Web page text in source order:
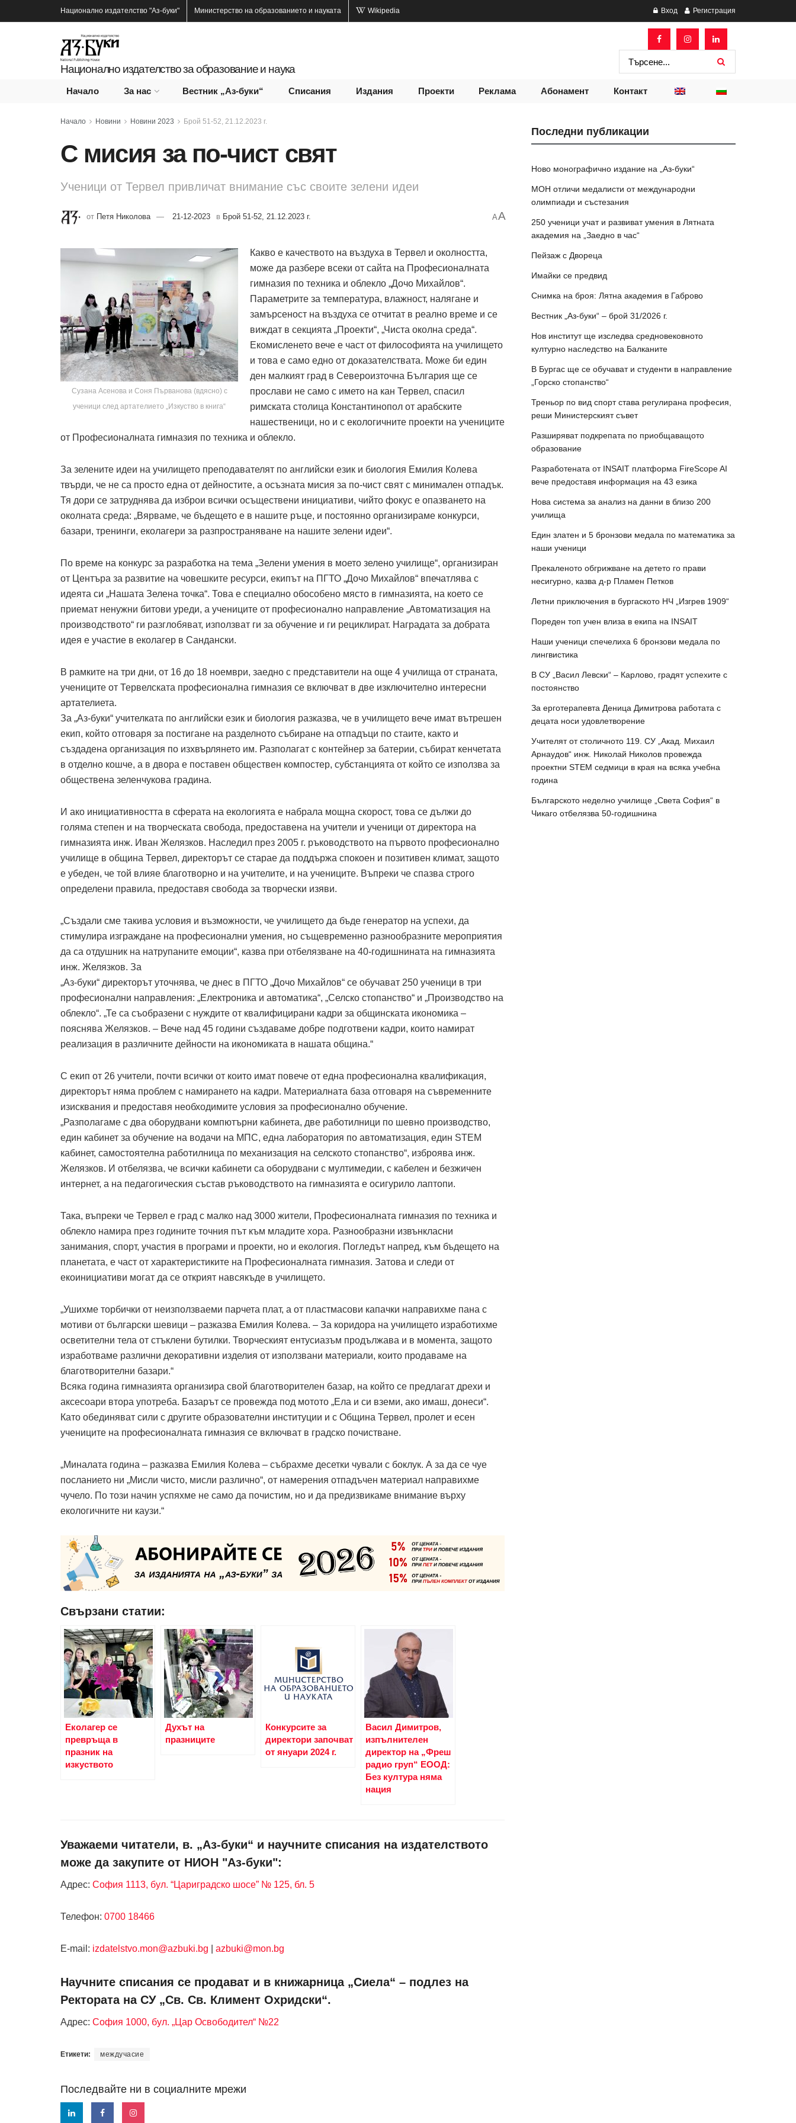
Национално издателство "Аз-буки" Министерство на образованието и науката Wikipedia Вход Регистрация
Национално издателство за образование и наука
Начало За нас Вестник „Аз-буки“ Списания Издания Проекти Реклама Абонамент Контакт
Начало Новини Новини 2023 Брой 51-52, 21.12.2023 г.
С мисия за по-чист свят
Ученици от Тервел привличат внимание със своите зелени идеи
от Петя Николова 21-12-2023 в Брой 51-52, 21.12.2023 г. AA
Сузана Асенова и Соня Първанова (вдясно) с
ученици след артателието „Изкуство в книга“
Какво е качеството на въздуха в Тервел и околността,
може да разбере всеки от сайта на Професионалната
гимназия по техника и облекло „Дочо Михайлов“.
Параметрите за температура, влажност, налягане и
замърсеност на въздуха се отчитат в реално време и се
виждат в секцията „Проекти“, „Чиста околна среда“.
Екомисленето вече е част от философията на училището
и това е само едно от доказателствата. Може би един
ден малкият град в Североизточна България ще се
прослави не само с името на кан Тервел, спасил
римската столица Константинопол от арабските
нашественици, но и с екологичните проекти на учениците
от Професионалната гимназия по техника и облекло.
За зелените идеи на училището преподавателят по английски език и биология Емилия Колева
твърди, че не са просто една от дейностите, а осъзната мисия за по-чист свят с минимален отпадък.
Тя дори се затруднява да изброи всички осъществени инициативи, чийто фокус е опазването на
околната среда: „Вярваме, че бъдещето е в нашите ръце, и постоянно организираме конкурси,
базари, тренинги, еколагери за разпространяване на нашите зелени идеи“.
По време на конкурс за разработка на тема „Зелени умения в моето зелено училище“, организиран
от Центъра за развитие на човешките ресурси, екипът на ПГТО „Дочо Михайлов“ впечатлява с
идеята си „Нашата Зелена точка“. Това е специално обособено място в гимназията, на което се
приемат ненужни битови уреди, а учениците от професионално направление „Автоматизация на
производството“ ги разглобяват, използват ги за обучение и ги рециклират. Наградата за добрата
идея е участие в еколагер в Сандански.
В рамките на три дни, от 16 до 18 ноември, заедно с представители на още 4 училища от страната,
учениците от Тервелската професионална гимназия се включват в две изключително интересни
артателиета.
За „Аз-буки“ учителката по английски език и биология разказва, че в училището вече имат вътрешен
екип, който отговаря за постигане на разделното събиране на отпадъци по стаите, както и
създадена организация по изхвърлянето им. Разполагат с контейнер за батерии, събират кенчетата
в отделно кошче, а в двора е поставен обществен компостер, субстанцията от който се използва за
обществена зеленчукова градина.
И ако инициативността в сферата на екологията е набрала мощна скорост, това се дължи до
голяма степен и на творческата свобода, предоставена на учители и ученици от директора на
гимназията инж. Иван Желязков. Наследил през 2005 г. ръководството на първото професионално
училище в община Тервел, директорът се старае да поддържа спокоен и позитивен климат, защото
е убеден, че той влияе благотворно и на учителите, и на учениците. Въпреки че спазва строго
определени правила, предоставя свобода за творчески изяви.
„Създали сме такива условия и възможности, че училището да бъде генератор на успехи, да
стимулира изграждане на професионални умения, но същевременно разнообразните мероприятия
да са отдушник на натрупаните емоции“, казва при отбелязване на 40-годишнината на гимназията
инж. Желязков. За
„Аз-буки“ директорът уточнява, че днес в ПГТО „Дочо Михайлов“ се обучават 250 ученици в три
професионални направления: „Електроника и автоматика“, „Селско стопанство“ и „Производство на
облекло“. „Те са съобразени с нуждите от квалифицирани кадри за общинската икономика –
пояснява Желязков. – Вече над 45 години създаваме добре подготвени кадри, които намират
реализация в различните дейности на икономиката в нашата община.“
С екип от 26 учители, почти всички от които имат повече от една професионална квалификация,
директорът няма проблем с намирането на кадри. Материалната база отговаря на съвременните
изисквания и предоставя необходимите условия за професионално обучение.
„Разполагаме с два оборудвани компютърни кабинета, две работилници по шевно производство,
един кабинет за обучение на водачи на МПС, една лаборатория по автоматизация, един STEM
кабинет, самостоятелна работилница по механизация на селското стопанство“, изброява инж.
Желязков. И отбелязва, че всички кабинети са оборудвани с мултимедии, с кабелен и безжичен
интернет, а на педагогическия състав ръководството на гимназията е осигурило лаптопи.
Така, въпреки че Тервел е град с малко над 3000 жители, Професионалната гимназия по техника и
облекло намира през годините точния път към младите хора. Разнообразни извънкласни
занимания, спорт, участия в програми и проекти, но и екология. Погледът напред, към бъдещето на
планетата, е част от характеристиките на Професионалната гимназия. Затова и следи от
екоинициативи могат да се открият навсякъде в училището.
„Ушихме торбички от неизползваеми парчета плат, а от пластмасови капачки направихме пана с
мотиви от български шевици – разказва Емилия Колева. – За коридора на училището изработих­ме
осветителни тела от стъклени бутилки. Творческият ентусиазъм продължава и в момента, защото
изработваме различни декоративни изделия от използвани материали, които продаваме на
благотворителни базари.“
Всяка година гимназията организира свой благотворителен базар, на който се предлагат дрехи и
аксесоари втора употреба. Базарът се провежда под мотото „Ела и си вземи, ако имаш, донеси“.
Като обединяват сили с другите образователни институции и с Община Тервел, пролет и есен
учениците на професионалната гимназия се включват в градско почистване.
„Миналата година – разказва Емилия Колева – събрахме десетки чували с боклук. А за да се чуе
посланието ни „Мисли чисто, мисли различно“, от намерения отпадъчен материал направихме
чучело. По този начин успяхме не само да почистим, но и да предизвикаме внимание върху
екологичните ни каузи.“
Свързани статии:
Еколагер се
превръща в
празник на
изкуството
Духът на
празниците
Конкурсите за
директори започват
от януари 2024 г.
Васил Димитров,
изпълнителен
директор на „Фреш
радио груп“ ЕООД:
Без култура няма
нация
Уважаеми читатели, в. „Аз-буки“ и научните списания на издателството
може да закупите от НИОН "Аз-буки":
Адрес: София 1113, бул. “Цариградско шосе” № 125, бл. 5
Телефон: 0700 18466
Е-mail: izdatelstvo.mon@azbuki.bg azbuki@mon.bg
Научните списания се продават и в книжарница „Сиела“ – подлез на
Ректората на СУ „Св. Св. Климент Охридски“.
Адрес: София 1000, бул. „Цар Освободител“ №22
Етикети: междучасие
Последвайте ни в социалните мрежи
Последни публикации
Ново монографично издание на „Аз-буки“
МОН отличи медалисти от международни
олимпиади и състезания
250 ученици учат и развиват умения в Лятната
академия на „Заедно в час“
Пейзаж с Двореца
Имайки се предвид
Снимка на броя: Лятна академия в Габрово
Вестник „Аз-буки“ – брой 31/2026 г.
Нов институт ще изследва средновековното
културно наследство на Балканите
В Бургас ще се обучават и студенти в направление
„Горско стопанство“
Треньор по вид спорт става регулирана професия,
реши Министерският съвет
Разширяват подкрепата по приобщаващото
образование
Разработената от INSAIT платформа FireScope AI
вече предоставя информация на 43 езика
Нова система за анализ на данни в близо 200
училища
Един златен и 5 бронзови медала по математика за
наши ученици
Прекаленото обгрижване на детето го прави
несигурно, казва д-р Пламен Петков
Летни приключения в бургаското НЧ „Изгрев 1909“
Пореден топ учен влиза в екипа на INSAIT
Наши ученици спечелиха 6 бронзови медала по
лингвистика
В СУ „Васил Левски“ – Карлово, градят успехите с
постоянство
За ерготерапевта Деница Димитрова работата с
децата носи удовлетворение
Учителят от столичното 119. СУ „Акад. Михаил
Арнаудов“ инж. Николай Николов провежда
проектни STEM седмици в края на всяка учебна
година
Българското неделно училище „Света София“ в
Чикаго отбелязва 50-годишнина